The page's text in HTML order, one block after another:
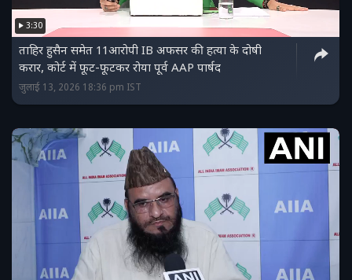
3:30
ताहिर हुसैन समेत 11आरोपी IB अफसर की हत्या के दोषी
करार, कोर्ट में फूट-फूटकर रोया पूर्व AAP पार्षद
जुलाई 13, 2026 18:36 pm IST